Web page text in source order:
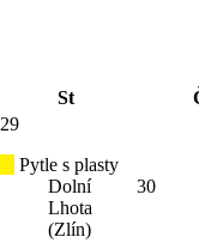
St
29
Pytle s plasty
Dolní
Lhota
(Zlín)
30